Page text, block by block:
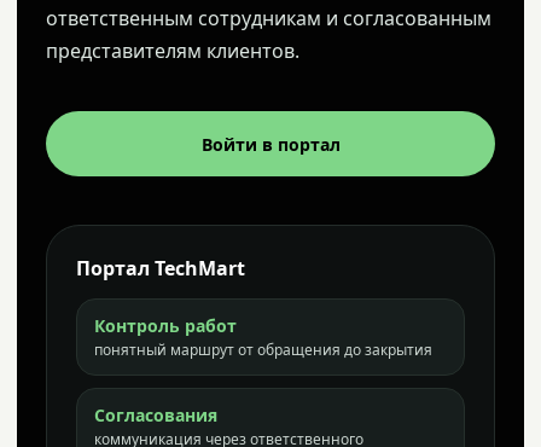
ответственным сотрудникам и согласованным
представителям клиентов.
Войти в портал
Портал TechMart
Контроль работ
понятный маршрут от обращения до закрытия
Согласования
коммуникация через ответственного